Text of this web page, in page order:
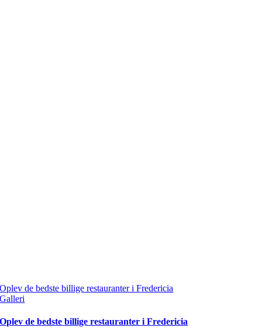
Oplev de bedste billige restauranter i Fredericia
Galleri
Oplev de bedste billige restauranter i Fredericia